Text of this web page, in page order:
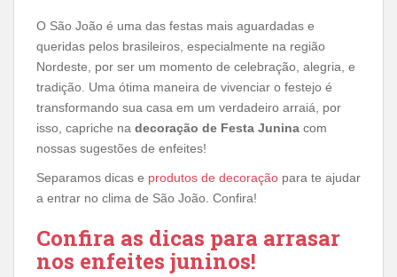
O São João é uma das festas mais aguardadas e
queridas pelos brasileiros, especialmente na região
Nordeste, por ser um momento de celebração, alegria, e
tradição. Uma ótima maneira de vivenciar o festejo é
transformando sua casa em um verdadeiro arraiá, por
isso, capriche na decoração de Festa Junina com
nossas sugestões de enfeites!
Separamos dicas e produtos de decoração para te ajudar
a entrar no clima de São João. Confira!
Confira as dicas para arrasar
nos enfeites juninos!